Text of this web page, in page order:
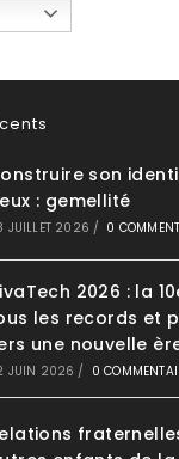
son
: gemellité
JUILLET 2026 / 0
2026 : la
les records et
une nouvelle
JUIN 2026 / 0